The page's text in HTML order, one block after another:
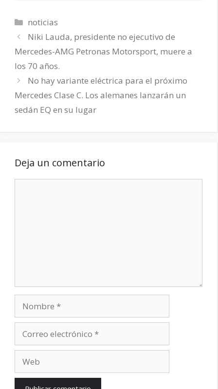
Categorías
noticias
Niki Lauda, presidente no ejecutivo de
Mercedes-AMG Petronas Motorsport, muere a
los 70 años.
No hay variante eléctrica para el próximo
Mercedes Clase C. Los alemanes lanzarán un
sedán EQ en su lugar
Deja un comentario
electrónico